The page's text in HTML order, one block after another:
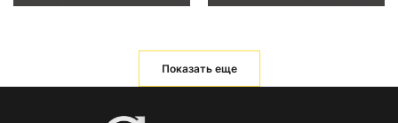
Показать еще